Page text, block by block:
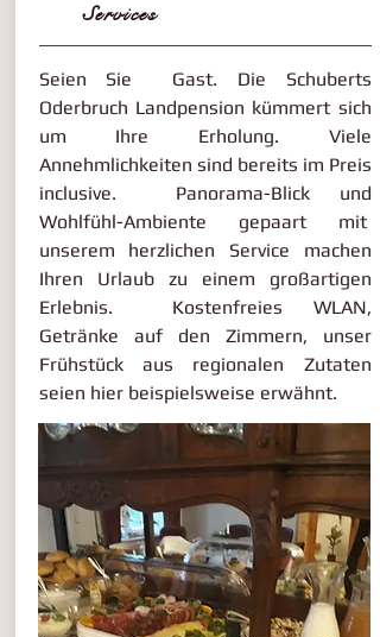
Services
Seien Sie Gast. Die Schuberts
Oderbruch Landpension kümmert sich
um Ihre Erholung. Viele
Annehmlichkeiten sind bereits im Preis
inclusive. Panorama-Blick und
Wohlfühl-Ambiente gepaart mit
unserem herzlichen Service machen
Ihren Urlaub zu einem großartigen
Erlebnis. Kostenfreies WLAN,
Getränke auf den Zimmern, unser
Frühstück aus regionalen Zutaten
seien hier beispielsweise erwähnt.